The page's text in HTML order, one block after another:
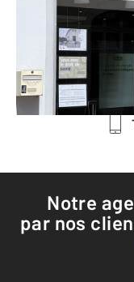
4
Notre
par nos